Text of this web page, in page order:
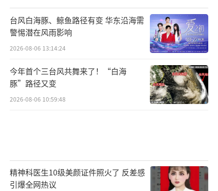
台风白海豚、鲸鱼路径有变 华东沿海需
警惕潜在风雨影响
2026-08-06 13:14:24
今年首个三台风共舞来了！“白海
豚”路径又变
2026-08-06 10:59:48
精神科医生10级美颜证件照火了 反差感
引爆全网热议